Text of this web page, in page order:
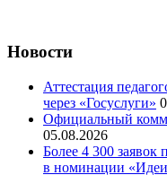
Новости
Аттестация
через «Госуслуги»
Официальный
05.08.2026
Более 4 300 заявок
в номинации